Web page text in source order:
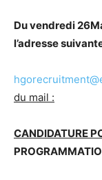
Du vendredi
l’adresse
du mail :
CANDIDATURE